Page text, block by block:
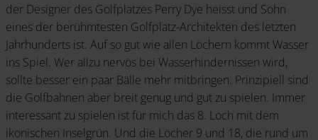
der Designer des Golfplatzes Perry Dye heisst und Sohn
eines der berühmtesten Golfplatz-Architekten des letzten
Jahrhunderts ist. Auf so gut wie allen Löchern kommt Wasser
ins Spiel. Wer allzu nervös bei Wasserhindernissen wird,
sollte besser ein paar Bälle mehr mitbringen. Prinzipiell sind
die Golfbahnen aber breit genug und gut zu spielen. Immer
interessant zu spielen ist für mich das 8. Loch mit dem
ikonischen Inselgrün. Und die Löcher 9 und 18, die rund um